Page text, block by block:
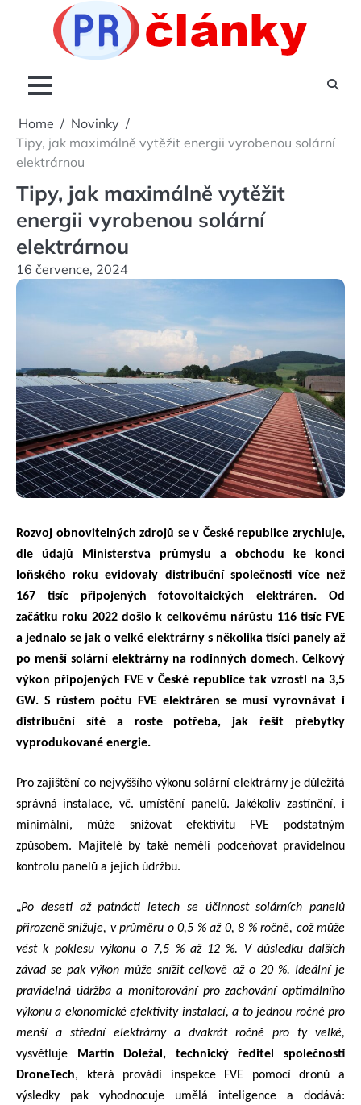
Home
Novinky
Tipy, jak maximálně vytěžit energii vyrobenou solární
elektrárnou
Tipy, jak maximálně vytěžit
energii vyrobenou solární
elektrárnou
16 července, 2024
Rozvoj obnovitelných zdrojů se v České republice zrychluje,
dle údajů Ministerstva průmyslu a obchodu ke konci
loňského roku evidovaly distribuční společnosti více než
167 tisíc připojených fotovoltaických elektráren. Od
začátku roku 2022 došlo k celkovému nárůstu 116 tisíc FVE
a jednalo se jak o velké elektrárny s několika tisíci panely až
po menší solární elektrárny na rodinných domech. Celkový
výkon připojených FVE v České republice tak vzrostl na 3,5
GW. S růstem počtu FVE elektráren se musí vyrovnávat i
distribuční sítě a roste potřeba, jak řešit přebytky
vyprodukované energie.
Pro zajištění co nejvyššího výkonu solární elektrárny je důležitá
správná instalace, vč. umístění panelů. Jakékoliv zastínění, i
minimální, může snižovat efektivitu FVE podstatným
způsobem. Majitelé by také neměli podceňovat pravidelnou
kontrolu panelů a jejich údržbu.
„Po deseti až patnácti letech se účinnost solárních panelů
přirozeně snižuje, v průměru o 0,5 % až 0, 8 % ročně, což může
vést k poklesu výkonu o 7,5 % až 12 %. V důsledku dalších
závad se pak výkon může snížit celkově až o 20 %. Ideální je
pravidelná údržba a monitorování pro zachování optimálního
výkonu a ekonomické efektivity instalací, a to jednou ročně pro
menší a střední elektrárny a dvakrát ročně pro ty velké,
vysvětluje Martin Doležal, technický ředitel společnosti
DroneTech, která provádí inspekce FVE pomocí dronů a
výsledky pak vyhodnocuje umělá inteligence a dodává: